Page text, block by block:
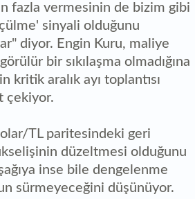
fazla vermesinin de bizim gibi
sinyali olduğunu
diyor. Engin Kuru, maliye
bir sıkılaşma olmadığına
kritik aralık ayı toplantısı
çekiyor.
TL paritesindeki geri
düzeltmesi olduğunu
inse bile dengelenme
sürmeyeceğini düşünüyor.